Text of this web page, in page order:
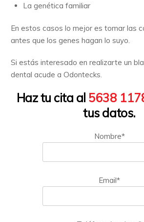
La genética familiar
En estos casos lo mejor es tomar las
antes que los genes hagan lo suyo.
Si estás interesado en realizarte un
dental acude a Odontecks.
Haz tu cita al 5638
tus datos.
Nombre*
Email*